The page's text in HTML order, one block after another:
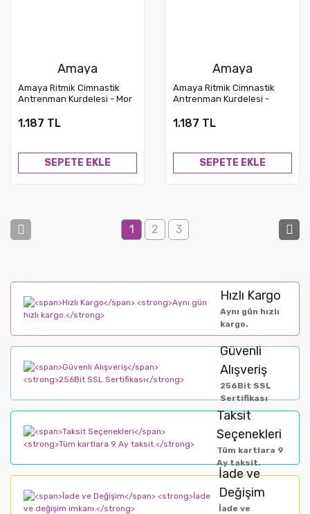
Amaya
Amaya Ritmik Cimnastik
Antrenman Kurdelesi - Mor
1.187 TL
SEPETE EKLE
Amaya
Amaya Ritmik Cimnastik
Antrenman Kurdelesi -
1.187 TL
SEPETE EKLE
1 2 3
Hızlı Kargo
Aynı gün hızlı
kargo.
Güvenli
Alışveriş
256Bit SSL
Sertifikası
Taksit
Seçenekleri
Tüm kartlara 9
Ay taksit.
İade ve
Değişim
İade ve